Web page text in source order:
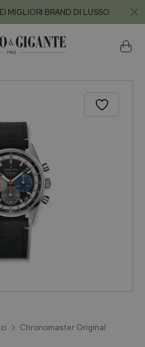
MIGLIORI BRAND DI LUSSO.
Chronomaster Original